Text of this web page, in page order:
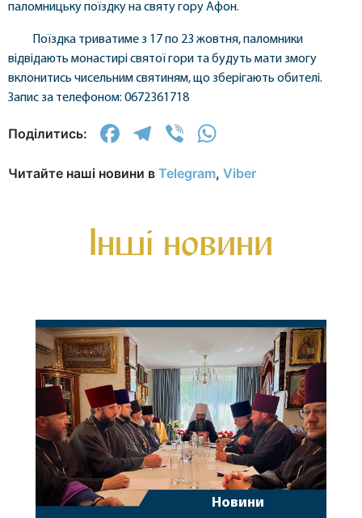
паломницьку поїздку на святу гору Афон.
Поїздка триватиме з 17 по 23 жовтня, паломники
відвідають монастирі святої гори та будуть мати змогу
вклонитись чисельним святиням, що зберігають обителі.
Запис за телефоном: 0672361718
Поділитись: Facebook
Telegram
Viber
Читайте наші новини в Telegram, Viber
Інші новини
Новини